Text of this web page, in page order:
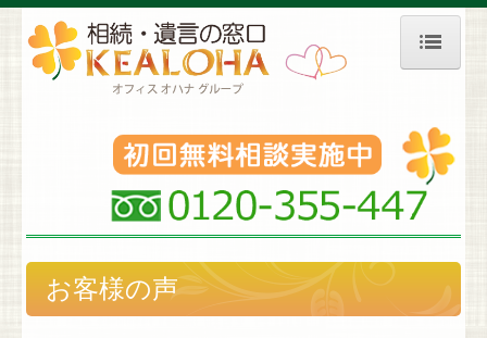
相続対策等
生前対策・贈与
⇒ 生前贈与
⇒ 相続（税）対策
お客様の声